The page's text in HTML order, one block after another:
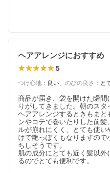
ヘアアレンジにおすすめ
5
つけ心地 ： 良い、 のびの良さ ： と
商品が届き、袋を開けた瞬
りがしてきました。朝のス
ヘアアレンジするときもまと
ンやコテで巻いたりした前
ルが崩れにくく、とても使
けで艶っぽくもなりますの
ちしそうです。
肌の成分にとても近く髪以外
るのでとても便利です。